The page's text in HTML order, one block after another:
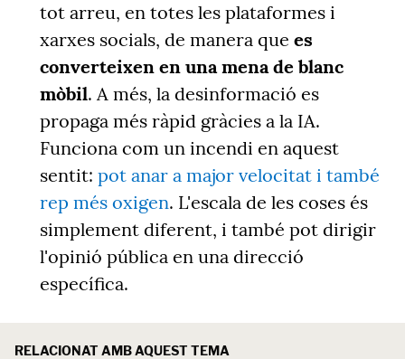
tot arreu, en totes les plataformes i
xarxes socials, de manera que es
converteixen en una mena de blanc
mòbil. A més, la desinformació es
propaga més ràpid gràcies a la IA.
Funciona com un incendi en aquest
sentit: pot anar a major velocitat i també
rep més oxigen. L'escala de les coses és
simplement diferent, i també pot dirigir
l'opinió pública en una direcció
específica.
RELACIONAT AMB AQUEST TEMA